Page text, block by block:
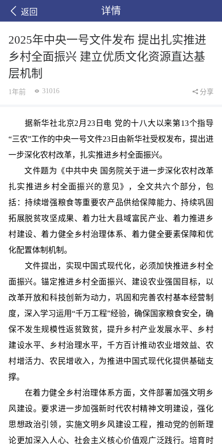
返回 详情
2025年中央一号文件发布 提出扎实推进
乡村全面振兴 建立优质文化资源直达基
层机制
1年前 31016 分享
据新华社北京2月23日电 党的十八大以来第13个指导
“三农”工作的中央一号文件23日由新华社受权发布，提出进
一步深化农村改革，扎实推进乡村全面振兴。
文件题为《中共中央 国务院关于进一步深化农村改革
扎实推进乡村全面振兴的意见》，全文共六个部分，包
括：持续增强粮食等重要农产品供给保障能力、持续巩固
拓展脱贫攻坚成果、着力壮大县域富民产业、着力推进乡
村建设、着力健全乡村治理体系、着力健全要素保障和优
化配置体制机制。
文件提出，实现中国式现代化，必须加快推进乡村全
面振兴。锚定推进乡村全面振兴、建设农业强国目标，以
改革开放和科技创新为动力，巩固和完善农村基本经营制
度，深入学习运用“千万工程”经验，确保国家粮食安全，确
保不发生规模性返贫致贫，提升乡村产业发展水平、乡村
建设水平、乡村治理水平，千方百计推动农业增效益、农
村增活力、农民增收入，为推进中国式现代化提供基础支
撑。
在着力健全乡村治理体系方面，文件部署加强文明乡
风建设。要求进一步加强新时代农村精神文明建设，强化
思想政治引领，实施文明乡风建设工程，推动党的创新理
论更加深入人心、社会主义核心价值观广泛践行。培育时